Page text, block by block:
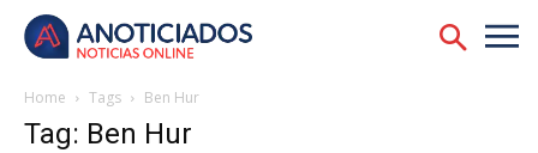
Home Tags Ben Hur
Tag: Ben Hur